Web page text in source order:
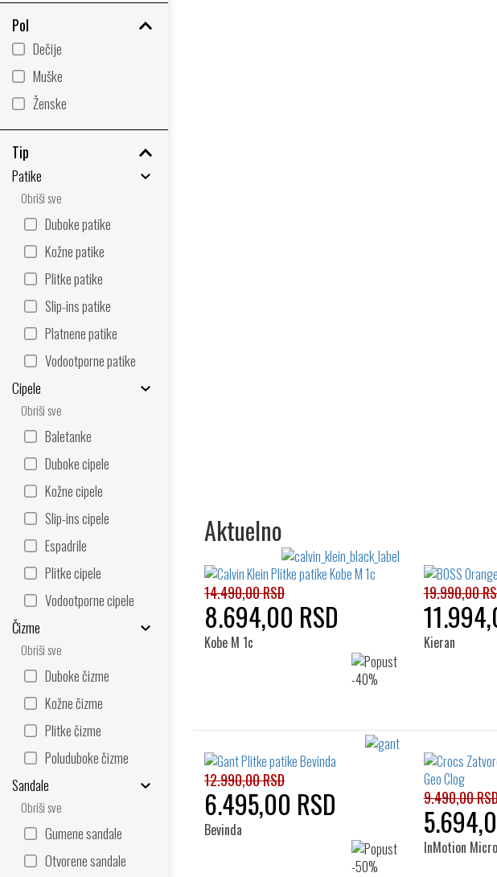
Pol
Dečije
Muške
Ženske
Tip
Patike
Obriši sve
Duboke patike
Kožne patike
Plitke patike
Slip-ins patike
Platnene patike
Vodootporne patike
Cipele
Obriši sve
Baletanke
Duboke cipele
Kožne cipele
Slip-ins cipele
Espadrile
Plitke cipele
Vodootporne cipele
Čizme
Obriši sve
Duboke čizme
Kožne čizme
Plitke čizme
Poluduboke čizme
Sandale
Obriši sve
Gumene sandale
Otvorene sandale
Aktuelno
14.490,00 RSD
8.694,00 RSD
Kobe M 1c
19.990,00
Kieran
12.990,00 RSD
6.495,00 RSD
Bevinda
9.490,00
InMotion